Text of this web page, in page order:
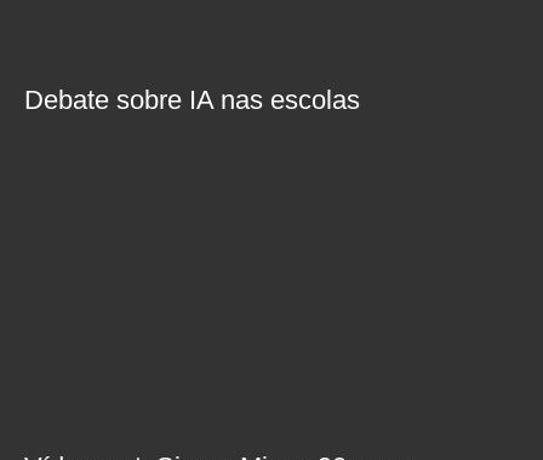
Debate sobre IA nas escolas